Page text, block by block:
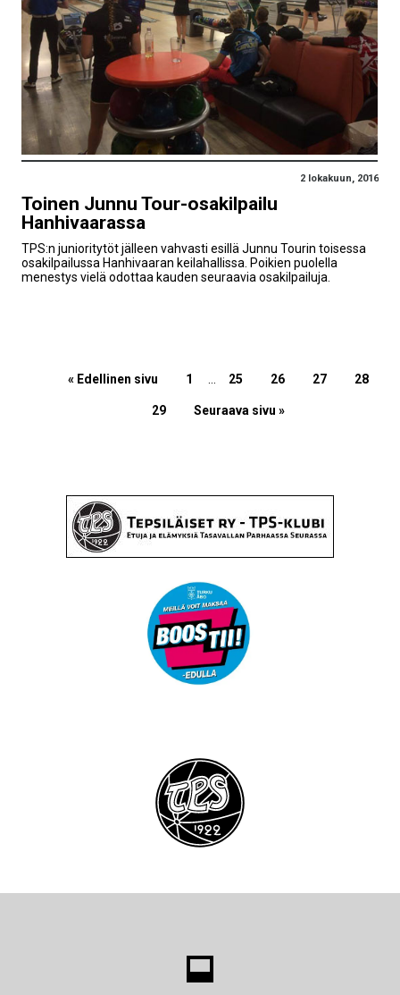
2 lokakuun, 2016
Toinen Junnu Tour-osakilpailu
Hanhivaarassa
TPS:n junioritytöt jälleen vahvasti esillä Junnu Tourin toisessa
osakilpailussa Hanhivaaran keilahallissa. Poikien puolella
menestys vielä odottaa kauden seuraavia osakilpailuja.
« Edellinen sivu 1 … 25 26 27 28
29 Seuraava sivu »